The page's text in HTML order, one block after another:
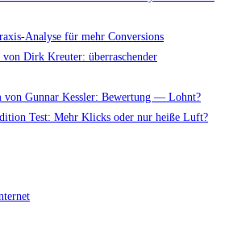
Analyse für mehr Conversions
Dirk Kreuter: überraschender
von Gunnar Kessler: Bewertung — Lohnt?
Test: Mehr Klicks oder nur heiße Luft?